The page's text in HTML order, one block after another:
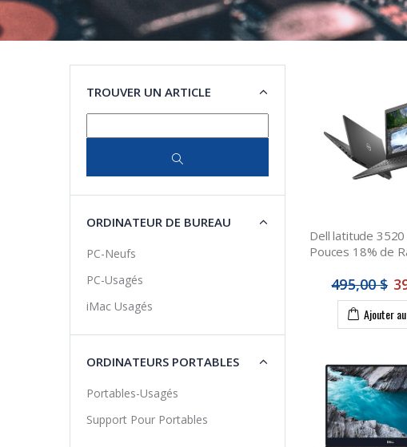
Dell latitude
Pouces 18% de
495,00 $
Ajouter
TROUVER UN ARTICLE
ORDINATEUR DE BUREAU
PC-Neufs
PC-Usagés
iMac Usagés
ORDINATEURS PORTABLES
Portables-Usagés
Support Pour Portables